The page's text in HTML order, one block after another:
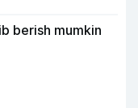
berish mumkin